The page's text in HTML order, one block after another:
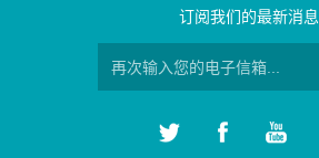
订阅我们的最新消息